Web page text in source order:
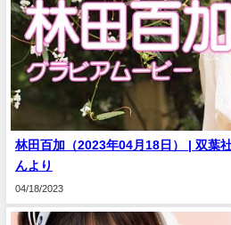
林田百加（2023年04月18日） | 双葉
んより
04/18/2023